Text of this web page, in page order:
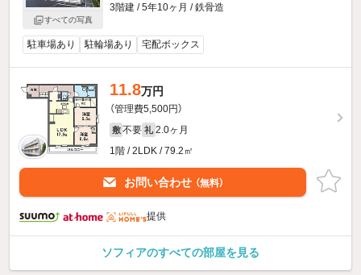
すべての写真
3階建 / 5年10ヶ月 / 鉄骨造
駐車場あり 駐輪場あり 宅配ボックス
11.8万円
（管理費5,500円）
敷 不要 礼 2.0ヶ月
1階 / 2LDK / 79.2㎡
お問い合わせ （無料）
提供
ソフィアのすべての部屋を見る